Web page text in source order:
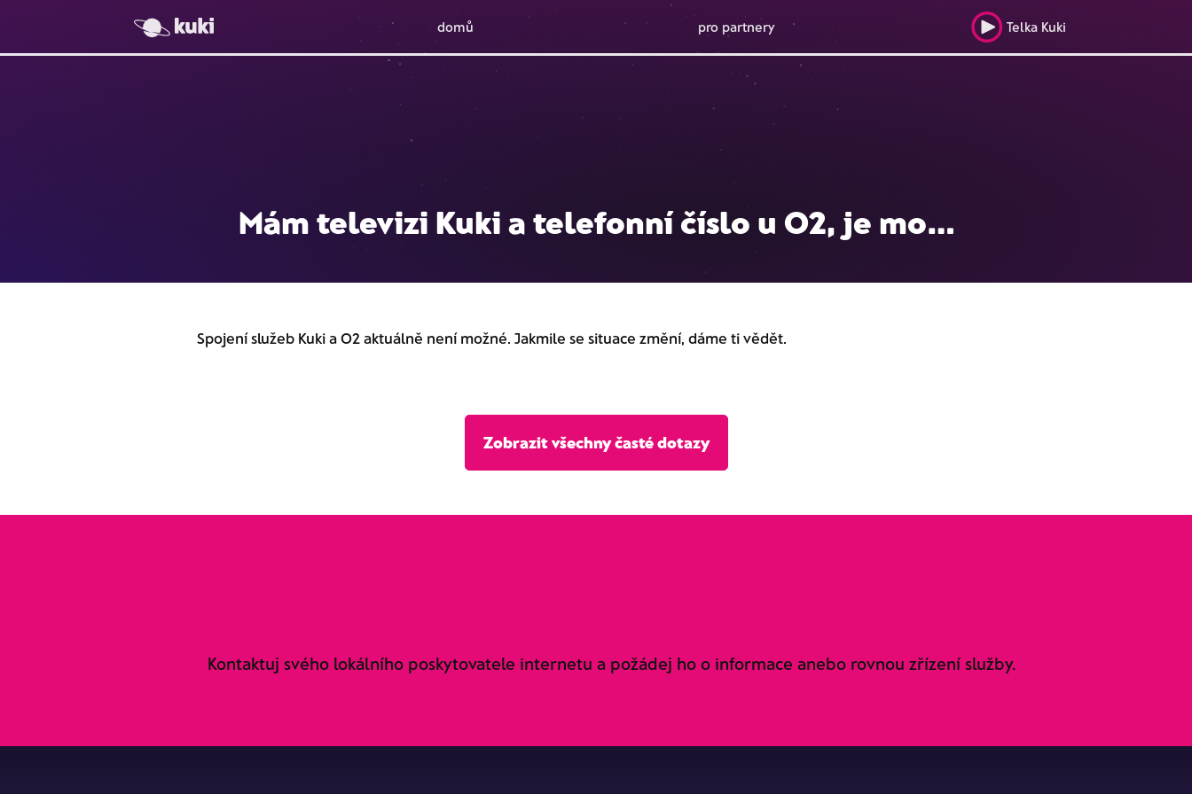
domů pro partnery Telka Kuki
Mám televizi Kuki a telefonní číslo u O2, je mo...
Spojení služeb Kuki a O2 aktuálně není možné. Jakmile se situace změní, dáme ti vědět.
Zobrazit všechny časté dotazy
Kontaktuj svého lokálního poskytovatele internetu a požádej ho o informace anebo rovnou zřízení služby.